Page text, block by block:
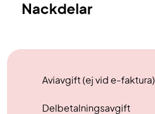
Nackdelar
Aviavgift (ej vid e-faktura)
Delbetalningsavgift